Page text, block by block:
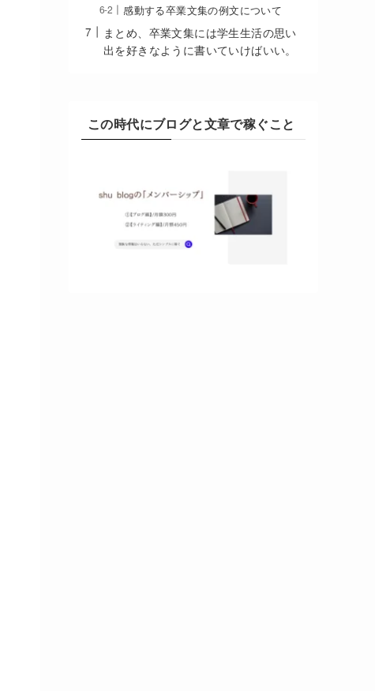
感動する卒業文集の例文について
まとめ、卒業文集には学生生活の思い
出を好きなように書いていけばいい。
この時代にブログと文章で稼ぐこと